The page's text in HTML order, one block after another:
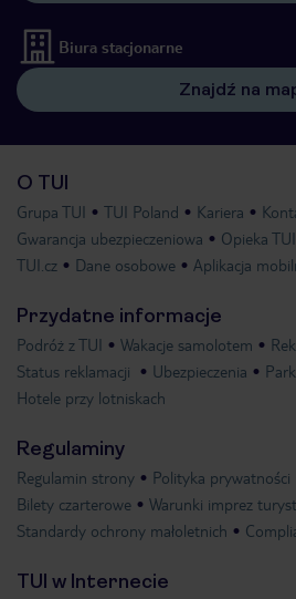
Biura stacjonarne
Znajdź na
O TUI
Grupa TUI TUI Poland Kariera
Gwarancja ubezpieczeniowa
Opieka
TUI.cz
Dane osobowe Aplikacja
Przydatne informacje
Podróż z TUI Wakacje samolotem
Status reklamacji
Ubezpieczenia
Hotele przy lotniskach
Regulaminy
Regulamin strony Polityka prywatności
Bilety czarterowe
Warunki imprez
Standardy ochrony małoletnich
TUI w Internecie